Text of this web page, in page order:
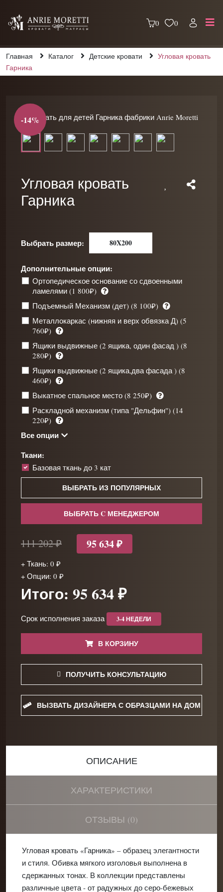
0 0
Главная Каталог Детские кровати
Угловая кровать
Гарника
-14%
Угловая кровать
Гарника
Выбрать размер: 80X200
Дополнительные опции:
Ортопедическое основание со сдвоенными
ламелями (1 800₽)
Подъемный Механизм (дет) (8 100₽)
Металлокаркас (нижняя и верх обвязка Д) (5
760₽)
Ящики выдвижные (2 ящика, один фасад ) (8
280₽)
Ящики выдвижные (2 ящика,два фасада ) (8
460₽)
Выкатное спальное место (8 250₽)
Раскладной механизм (типа "Дельфин") (14
220₽)
Все опции
Ткани:
Базовая ткань до 3 кат
ВЫБРАТЬ ИЗ ПОПУЛЯРНЫХ
ВЫБРАТЬ C МЕНЕДЖЕРОМ
111 202 ₽ 95 634 ₽
+ Ткань: 0 ₽
+ Опции: 0 ₽
Итого: 95 634 ₽
Срок исполнения заказа 3-4 НЕДЕЛИ
В КОРЗИНУ
ПОЛУЧИТЬ КОНСУЛЬТАЦИЮ
ВЫЗВАТЬ ДИЗАЙНЕРА С ОБРАЗЦАМИ НА ДОМ
ОПИСАНИЕ
ХАРАКТЕРИСТИКИ
ОТЗЫВЫ (0)
Угловая кровать «Гарника» – образец элегантности
и стиля. Обивка мягкого изголовья выполнена в
сдержанных тонах. В коллекции представлены
различные цвета - от радужных до серо-бежевых